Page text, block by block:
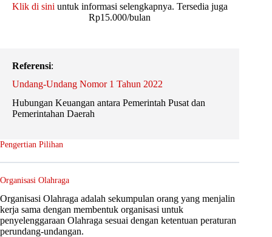
Klik di sini untuk informasi selengkapnya. Tersedia juga
Rp15.000/bulan
Referensi:
Undang-Undang Nomor 1 Tahun 2022
Hubungan Keuangan antara Pemerintah Pusat dan
Pemerintahan Daerah
Pengertian Pilihan
Organisasi Olahraga
Organisasi Olahraga adalah sekumpulan orang yang menjalin
kerja sama dengan membentuk organisasi untuk
penyelenggaraan Olahraga sesuai dengan ketentuan peraturan
perundang-undangan.